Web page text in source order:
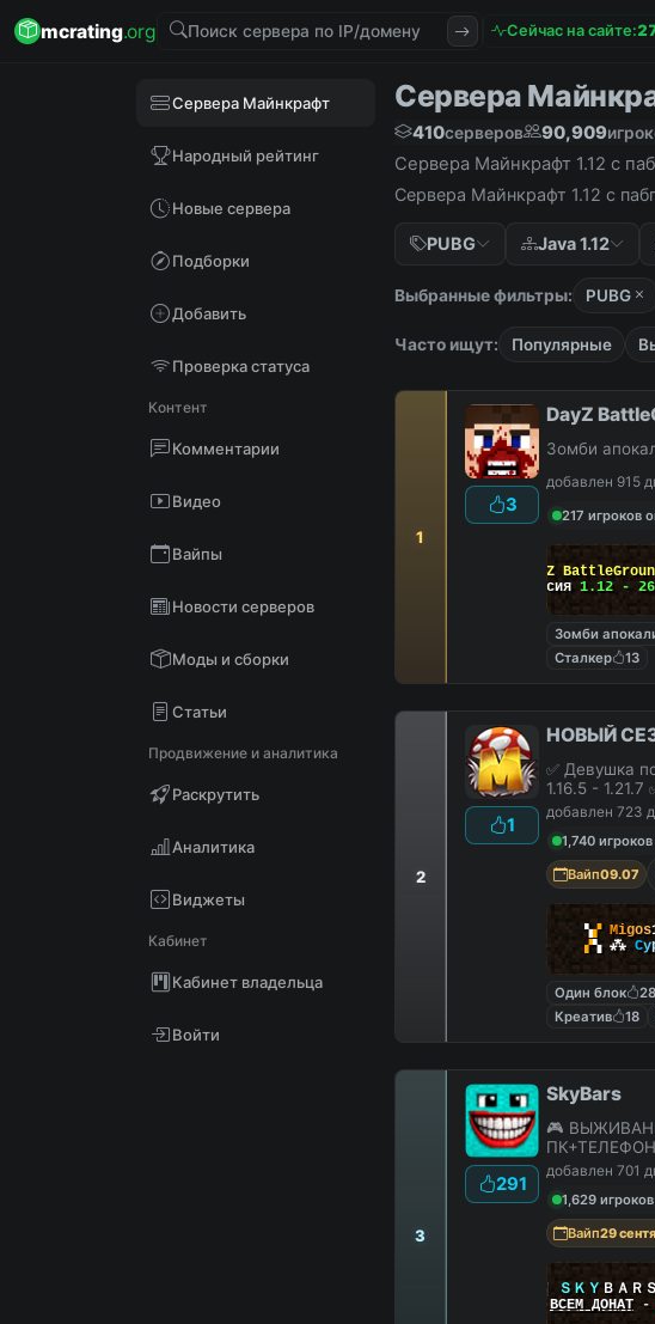
mcrating.org Сейчас на сайте:2
Сервера Майнкрафт
Народный рейтинг
Новые сервера
Подборки
Добавить
Проверка статуса
Контент
Комментарии
Видео
Вайпы
Новости серверов
Моды и сборки
Статьи
Продвижение и аналитика
Раскрутить
Аналитика
Виджеты
Кабинет
Кабинет владельца
Войти
Сервера
410серверов 90,909
Сервера Майнкрафт 1.12 с
Сервера Майнкрафт 1.12 с
PUBG Java 1.12
Выбранные фильтры: PUBG
Часто ищут: Популярные
1
3
DayZ
Зомби
добавлен 915
217 игроков
DayZ
Версия 1.12 -
Зомби
Сталкер
13
2
1
НОВЫЙ
✅ Девушка
1.16.5 - 1.21.7
добавлен 723
1,740
Вайп09.07
▚▞ Migos
▞▚ ⁂ Су
Один блок 28
Креатив
18
3
291
SkyBars
🎮
ПК+ТЕЛЕФОН
добавлен 701
1,629
Вайп29
ＳＫＹ ＢＡＲ
ВСЕМ ДОНАТ -